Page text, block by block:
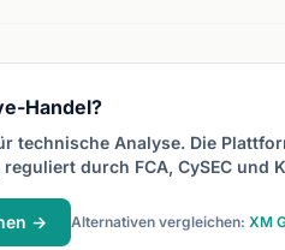
Handel?
technische Analyse. Die
durch FCA, CySEC und
→ Alternativen vergleichen: XM